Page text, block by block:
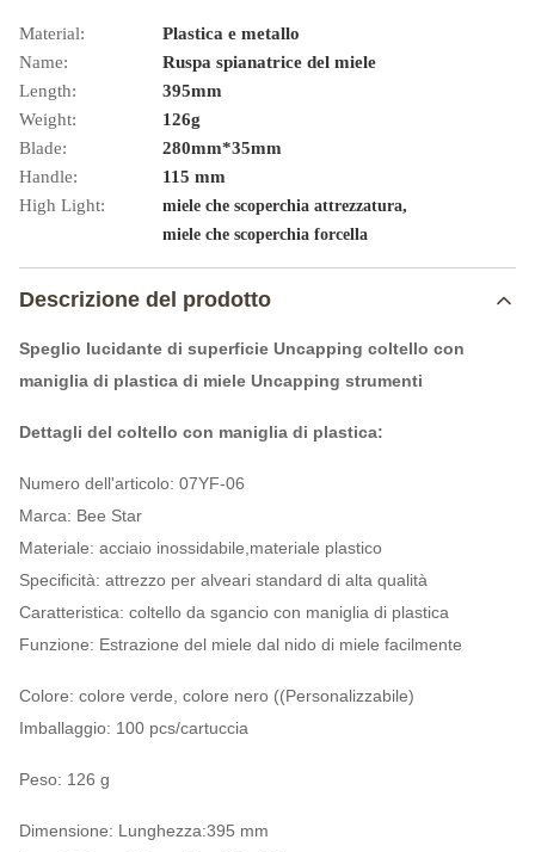
Material:
Plastica e metallo
Name:
Ruspa spianatrice del miele
Length:
395mm
Weight:
126g
Blade:
280mm*35mm
Handle:
115 mm
High Light:
miele che scoperchia attrezzatura,
miele che scoperchia forcella
Descrizione del prodotto
Speglio lucidante di superficie Uncapping coltello con
maniglia di plastica di miele Uncapping strumenti
Dettagli del coltello con maniglia di plastica:
Numero dell'articolo: 07YF-06
Marca: Bee Star
Materiale: acciaio inossidabile,materiale plastico
Specificità: attrezzo per alveari standard di alta qualità
Caratteristica: coltello da sgancio con maniglia di plastica
Funzione: Estrazione del miele dal nido di miele facilmente
Colore: colore verde, colore nero ((Personalizzabile)
Imballaggio: 100 pcs/cartuccia
Peso: 126 g
Dimensione: Lunghezza:395 mm